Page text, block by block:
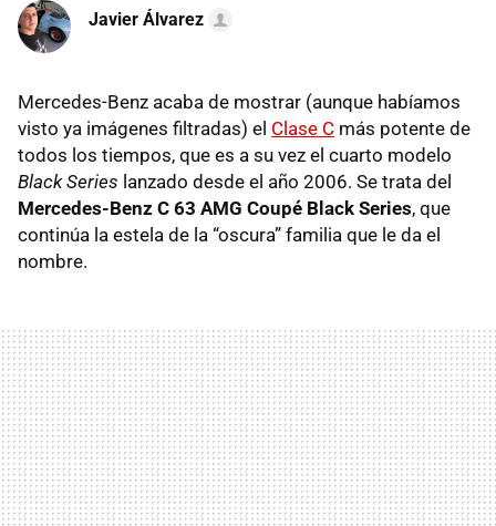
Javier Álvarez
Mercedes-Benz acaba de mostrar (aunque habíamos
visto ya imágenes filtradas) el Clase C más potente de
todos los tiempos, que es a su vez el cuarto modelo
Black Series lanzado desde el año 2006. Se trata del
Mercedes-Benz C 63 AMG Coupé Black Series, que
continúa la estela de la “oscura” familia que le da el
nombre.